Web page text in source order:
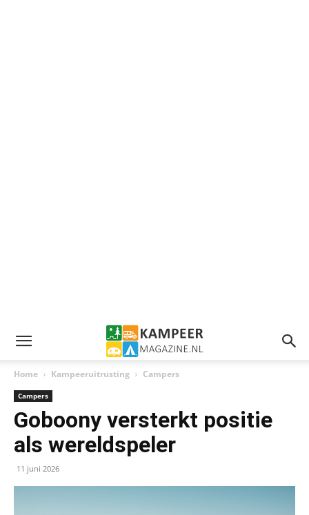
Home Kampeeruitrusting Campers
Campers
Goboony versterkt positie
als wereldspeler
11 juni 2026